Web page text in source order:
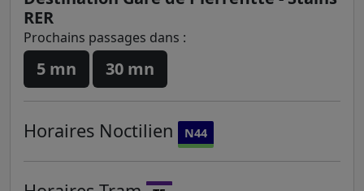
RER
Prochains passages dans :
5 mn 30 mn
Horaires Noctilien N44